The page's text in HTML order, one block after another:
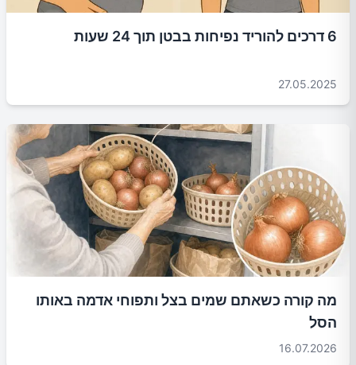
6 דרכים להוריד נפיחות בבטן תוך 24 שעות
27.05.2025
מה קורה כשאתם שמים בצל ותפוחי אדמה באותו
הסל
16.07.2026